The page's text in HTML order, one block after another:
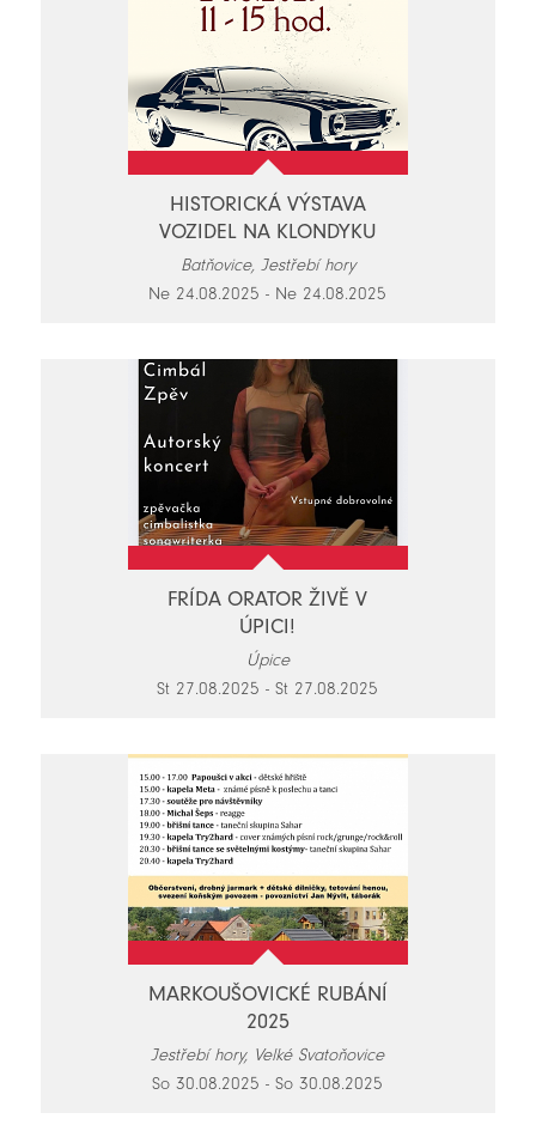
HISTORICKÁ VÝSTAVA
VOZIDEL NA KLONDYKU
Batňovice, Jestřebí hory
Ne 24.08.2025 - Ne 24.08.2025
FRÍDA ORATOR ŽIVĚ V
ÚPICI!
Úpice
St 27.08.2025 - St 27.08.2025
MARKOUŠOVICKÉ RUBÁNÍ
2025
Jestřebí hory, Velké Svatoňovice
So 30.08.2025 - So 30.08.2025